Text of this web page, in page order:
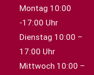
Montag 10:00
-17:00 Uhr
Dienstag 10:00 –
17:00 Uhr
Mittwoch 10:00 –